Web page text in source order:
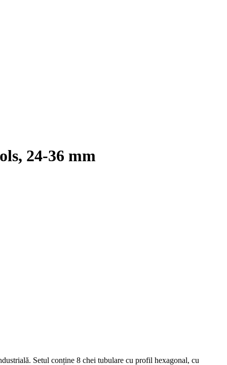
24-36 mm
Setul conține 8 chei tubulare cu profil hexagonal, cu